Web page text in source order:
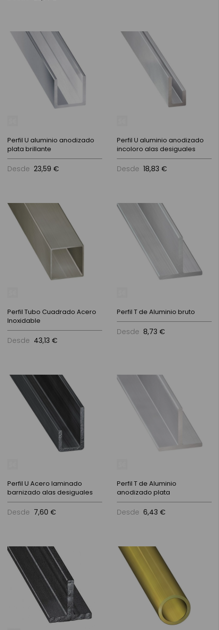
Perfil U aluminio anodizado
plata brillante
Desde 23,59 €
Perfil U aluminio anodizado
incoloro alas desiguales
Desde 18,83 €
Perfil Tubo Cuadrado Acero
Inoxidable
Desde 43,13 €
Perfil T de Aluminio bruto
Desde 8,73 €
Perfil U Acero laminado
barnizado alas desiguales
Desde 7,60 €
Perfil T de Aluminio
anodizado plata
Desde 6,43 €